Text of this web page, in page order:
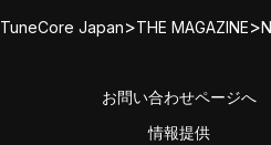
TuneCore Japan>THE MAGAZINE>
お問い合わせページへ
情報提供